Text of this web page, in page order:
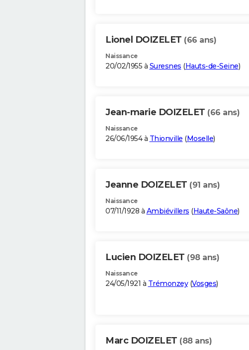
Lionel DOIZELET (66 ans)
Naissance
20/02/1955 à Suresnes (Hauts-de-Seine)
Jean-marie DOIZELET (66 ans)
Naissance
26/06/1954 à Thionville (Moselle)
Jeanne DOIZELET (91 ans)
Naissance
07/11/1928 à Ambiévillers (Haute-Saône)
Lucien DOIZELET (98 ans)
Naissance
24/05/1921 à Trémonzey(Vosges)
Marc DOIZELET (88 ans)